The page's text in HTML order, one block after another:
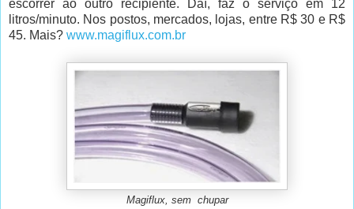
escorrer ao outro recipiente. Daí, faz o serviço em 12
litros/minuto. Nos postos, mercados, lojas, entre R$ 30 e R$
45. Mais? www.magiflux.com.br
Magiflux, sem chupar